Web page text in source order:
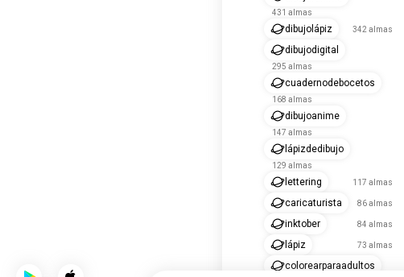
431 almas
dibujolápiz 342 almas
dibujodigital
295 almas
cuadernodebocetos
168 almas
dibujoanime
147 almas
lápizdedibujo
129 almas
lettering 117 almas
caricaturista 86 almas
inktober 84 almas
lápiz 73 almas
colorearparaadultos